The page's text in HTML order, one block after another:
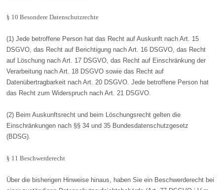
§ 10 Besondere Datenschutzrechte
(1) Jede betroffene Person hat das Recht auf Auskunft nach Art. 15
DSGVO, das Recht auf Berichtigung nach Art. 16 DSGVO, das Recht
auf Löschung nach Art. 17 DSGVO, das Recht auf Einschränkung der
Verarbeitung nach Art. 18 DSGVO sowie das Recht auf
Datenübertragbarkeit nach Art. 20 DSGVO. Jede betroffene Person hat
das Recht zum Widerspruch nach Art. 21 DSGVO.
(2) Beim Auskunftsrecht und beim Löschungsrecht gelten die
Einschränkungen nach §§ 34 und 35 Bundesdatenschutzgesetz
(BDSG).
§ 11 Beschwerderecht
Über die bisherigen Hinweise hinaus, haben Sie ein Beschwerderecht bei